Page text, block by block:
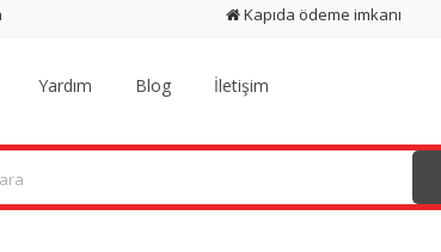
Kapıda ödeme imkanı
Yardım Blog İletişim